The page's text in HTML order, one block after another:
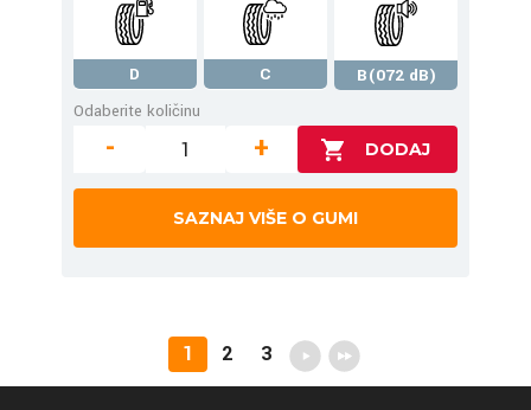
D C
B(072 dB)
Odaberite količinu
- +
SAZNAJ VIŠE O GUMI
1 2 3